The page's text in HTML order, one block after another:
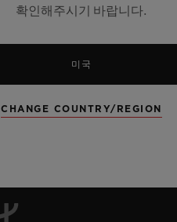
확인해주시기 바랍니다.
미국
CHANGE COUNTRY/REGION